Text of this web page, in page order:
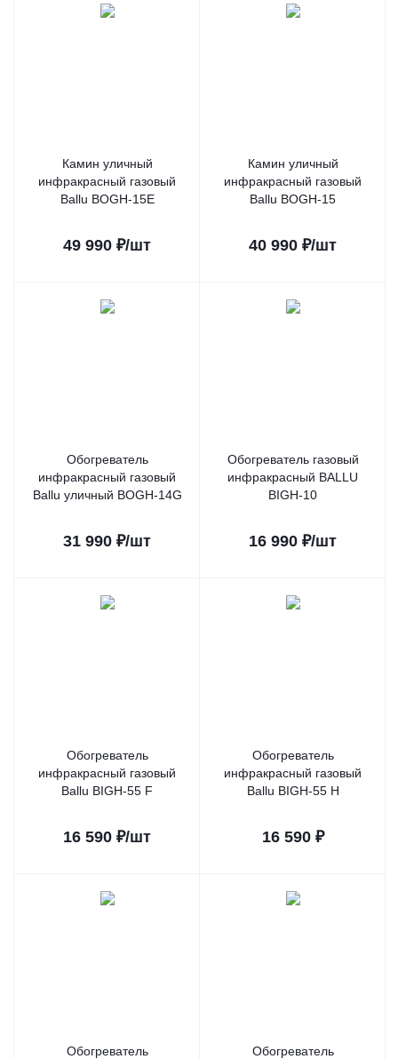
Камин уличный
инфракрасный газовый
Ballu BOGH-15E
49 990 ₽/шт
Камин уличный
инфракрасный газовый
Ballu BOGH-15
40 990 ₽/шт
Обогреватель
инфракрасный газовый
Ballu уличный BOGH-14G
31 990 ₽/шт
Обогреватель газовый
инфракрасный BALLU
BIGH-10
16 990 ₽/шт
Обогреватель
инфракрасный газовый
Ballu BIGH-55 F
16 590 ₽/шт
Обогреватель
инфракрасный газовый
Ballu BIGH-55 H
16 590₽
Обогреватель
Обогреватель